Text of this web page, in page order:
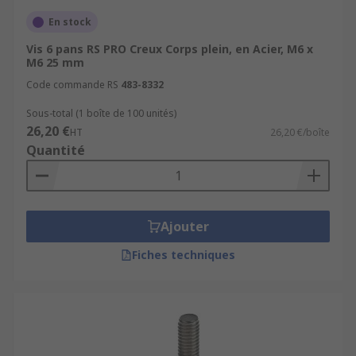
disponibles dans une gamme de matériaux pour
s'adapter à chaque application et chaque
environnement :
et 304
Inox
Laiton
Quand utiliser une vis à tête
applications où le dégagement est limité, par
exemple, dans la construction et l'entretien de
En stock
Vis 6 pans RS PRO Creux Corps plein, en Acier, M6 x
M6 25 mm
Code commande RS 483-8332
Sous-total (1 boîte de 100 unités)
26,20 €HT 26,20 €/boîte
Quantité
Ajouter
Fiches techniques